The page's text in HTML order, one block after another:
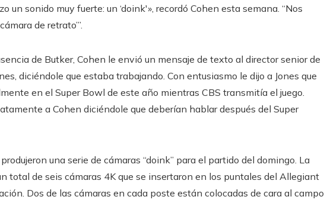
un sonido muy fuerte: un ‘doink'», recordó Cohen esta semana. “Nos
de retrato’”.
de Butker, Cohen le envió un mensaje de texto al director senior de
diciéndole que estaba trabajando. Con entusiasmo le dijo a Jones que
en el Super Bowl de este año mientras CBS transmitía el juego.
a Cohen diciéndole que deberían hablar después del Super
una serie de cámaras “doink” para el partido del domingo. La
total de seis cámaras 4K que se insertaron en los puntales del Allegiant
Dos de las cámaras en cada poste están colocadas de cara al campo